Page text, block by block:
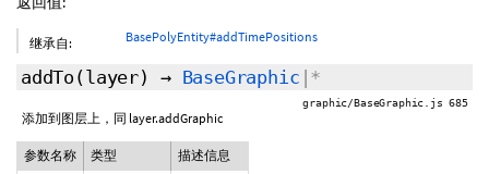
继承自: BasePolyEntity#addTimePositions
addTo (layer) → BaseGraphic |*
graphic/BaseGraphic.js 685
添加到图层上，同 layer.addGraphic
参数名称 类型 描述信息